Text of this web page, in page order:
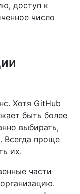
доступ к
число
Хотя GitHub
быть более
выбирать,
Всегда проще
их.
части